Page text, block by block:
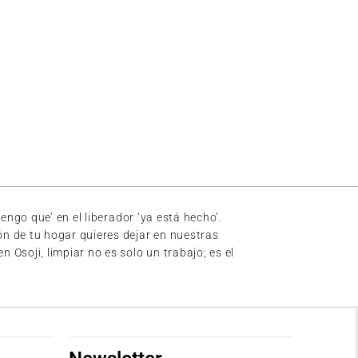
que’ en el liberador ‘ya está hecho’.
de tu hogar quieres dejar en nuestras
Osoji, limpiar no es solo un trabajo; es el